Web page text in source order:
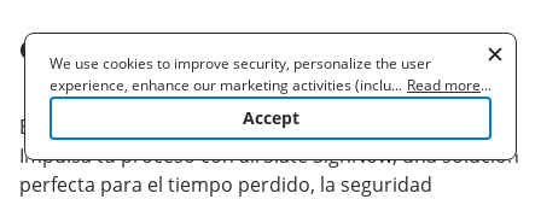
Cómo llenar y firmar un archivo en línea
Entonces, ¿necesitas firmar un documento en línea?
Impulsa tu proceso con airSlate SignNow, una solución
perfecta para el tiempo perdido, la seguridad
We use cookies to improve security, personalize the user
experience, enhance our marketing activities (including
cooperating with our 3rd party partners) and for other business
to learn more. By clicking "Accept"
... Read more...
Accept